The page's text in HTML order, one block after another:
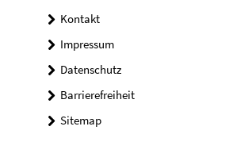
Kontakt
Impressum
Datenschutz
Barrierefreiheit
Sitemap